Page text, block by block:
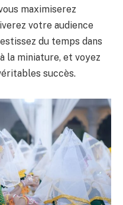
maximiserez
votre audience
du temps dans
la miniature, et voyez
succès.